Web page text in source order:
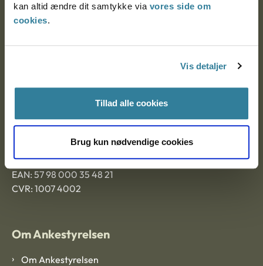
kan altid ændre dit samtykke via vores side om
cookies.
Vis detaljer
Tillad alle cookies
Brug kun nødvendige cookies
Postadresse:
9000 Aalborg
Ankestyrelsen København
EAN: 57 98 000 35 48 21
CVR: 1007 4002
Om Ankestyrelsen
Om Ankestyrelsen